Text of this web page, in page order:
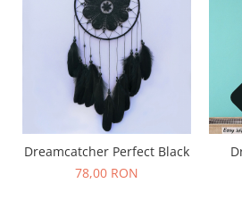
Dreamcatcher Perfect Black
78,00 RON